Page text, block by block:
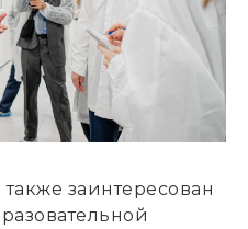
заинтересован